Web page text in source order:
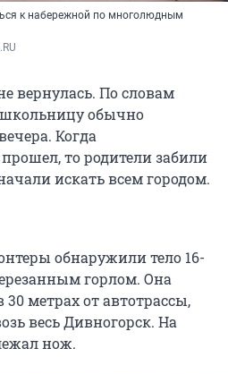
к набережной по многолюдным
вернулась. По словам
обычно
Когда
то родители забили
искать всем городом.
обнаружили тело 16-
горлом. Она
30 метрах от автотрассы,
весь Дивногорск. На
нож.